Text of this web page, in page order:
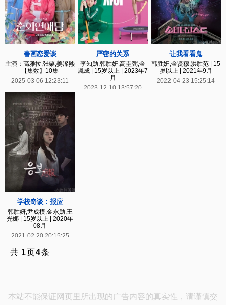
春画恋爱谈
主演：高雅拉,张栗,姜澯熙
【集数】10集
2025-03-06 12:23:11
严密的关系
李知勋,韩胜妍,高圭弼,金
胤成 | 15岁以上 | 2023年7
月
2023-12-10 13:57:20
让我看看鬼
韩胜妍,金贤穆,洪胜范 | 15
岁以上 | 2021年9月
2022-04-23 15:25:14
学校奇谈：报应
韩胜妍,尹成模,金永勋,王
光娜 | 15岁以上 | 2020年
08月
2021-02-20 20:15:25
共 1页4条
本站不能保证网页里所出现的广告内容的真实性，请谨慎交